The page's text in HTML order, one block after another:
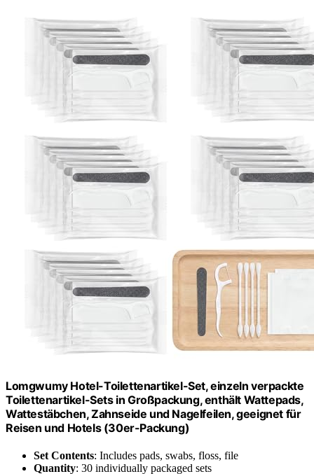
Lomgwumy Hotel-Toilettenartikel-Set, einzeln verpackte
Toilettenartikel-Sets in Großpackung, enthält Wattepads,
Wattestäbchen, Zahnseide und Nagelfeilen, geeignet für
Reisen und Hotels (30er-Packung)
Set Contents: Includes pads, swabs, floss, file
Quantity: 30 individually packaged sets